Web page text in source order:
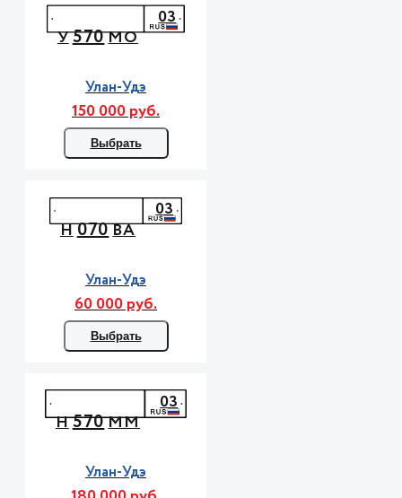
У570МО
03
Улан-Удэ
150 000 руб.
Выбрать
Н070ВА
03
Улан-Удэ
60 000 руб.
Выбрать
Н570ММ
03
Улан-Удэ